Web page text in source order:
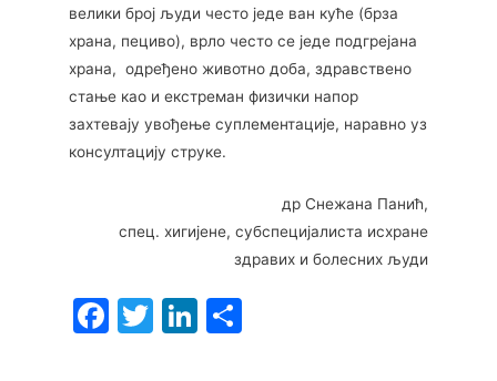
велики број људи често једе ван куће (брза
храна, пециво), врло често се једе подгрејана
храна, одређено животно доба, здравствено
стање као и екстреман физички напор
захтевају увођење суплементације, наравно уз
консултацију струке.
др Снежана Панић,
спец. хигијене, субспецијалиста исхране
здравих и болесних људи
F T Li S